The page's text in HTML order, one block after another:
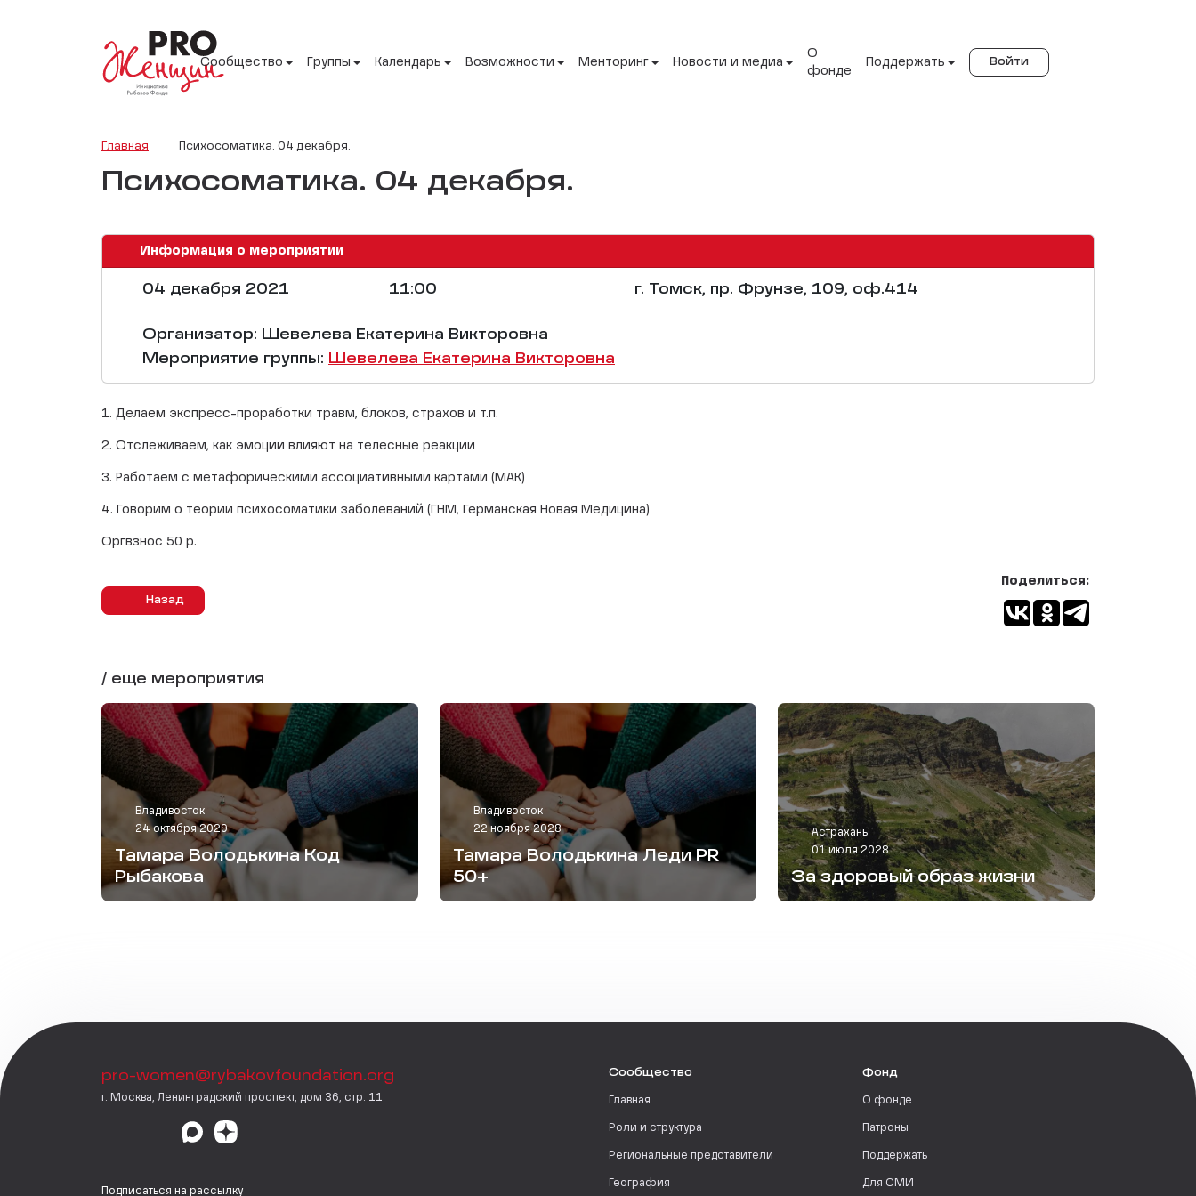
Сообщество Группы Календарь Возможности Менторинг Новости и медиа
О
фонде
Поддержать Войти
Главная Психосоматика. 04 декабря.
Психосоматика. 04 декабря.
Информация о мероприятии
04 декабря 2021 11:00 г. Томск, пр. Фрунзе, 109, оф.414
Организатор: Шевелева Екатерина Викторовна
Мероприятие группы: Шевелева Екатерина Викторовна
1. Делаем экспресс-проработки травм, блоков, страхов и т.п.
2. Отслеживаем, как эмоции влияют на телесные реакции
3. Работаем с метафорическими ассоциативными картами (МАК)
4. Говорим о теории психосоматики заболеваний (ГНМ, Германская Новая Медицина)
Оргвзнос 50 р.
Назад
Поделиться:
/ еще мероприятия
Владивосток
24 октября 2029
Тамара Володькина Код
Рыбакова
Владивосток
22 ноября 2028
Тамара Володькина Леди PR
50+
Астрахань
01 июля 2028
За здоровый образ жизни
pro-women@rybakovfoundation.org
г. Москва, Ленинградский проспект, дом 36, стр. 11
Подписаться на рассылку
Сообщество
Главная
Роли и структура
Региональные представители
География
Фонд
О фонде
Патроны
Поддержать
Для СМИ